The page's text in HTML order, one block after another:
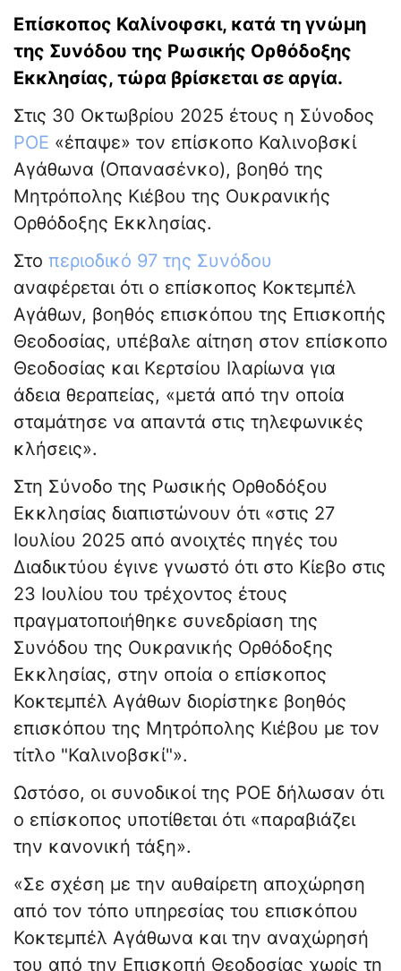
Επίσκοπος Καλίνοφσκι, κατά τη γνώμη
της Συνόδου της Ρωσικής Ορθόδοξης
Εκκλησίας, τώρα βρίσκεται σε αργία.
Στις 30 Οκτωβρίου 2025 έτους η Σύνοδος
ΡΟΕ «έπαψε» τον επίσκοπο Καλινοβσκί
Αγάθωνα (Οπανασένκο), βοηθό της
Μητρόπολης Κιέβου της Ουκρανικής
Ορθόδοξης Εκκλησίας.
Στο περιοδικό 97 της Συνόδου
αναφέρεται ότι ο επίσκοπος Κοκτεμπέλ
Αγάθων, βοηθός επισκόπου της Επισκοπής
Θεοδοσίας, υπέβαλε αίτηση στον επίσκοπο
Θεοδοσίας και Κερτσίου Ιλαρίωνα για
άδεια θεραπείας, «μετά από την οποία
σταμάτησε να απαντά στις τηλεφωνικές
κλήσεις».
Στη Σύνοδο της Ρωσικής Ορθοδόξου
Εκκλησίας διαπιστώνουν ότι «στις 27
Ιουλίου 2025 από ανοιχτές πηγές του
Διαδικτύου έγινε γνωστό ότι στο Κίεβο στις
23 Ιουλίου του τρέχοντος έτους
πραγματοποιήθηκε συνεδρίαση της
Συνόδου της Ουκρανικής Ορθόδοξης
Εκκλησίας, στην οποία ο επίσκοπος
Κοκτεμπέλ Αγάθων διορίστηκε βοηθός
επισκόπου της Μητρόπολης Κιέβου με τον
τίτλο "Καλινοβσκί"».
Ωστόσο, οι συνοδικοί της ΡΟΕ δήλωσαν ότι
ο επίσκοπος υποτίθεται ότι «παραβιάζει
την κανονική τάξη».
«Σε σχέση με την αυθαίρετη αποχώρηση
από τον τόπο υπηρεσίας του επισκόπου
Κοκτεμπέλ Αγάθωνα και την αναχώρησή
του από την Επισκοπή Θεοδοσίας χωρίς τη